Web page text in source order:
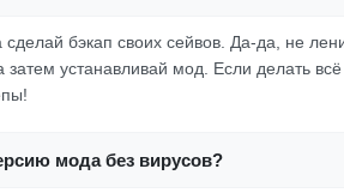
бэкап своих сейвов. Да-да, не
устанавливай мод. Если делать
мода без вирусов?